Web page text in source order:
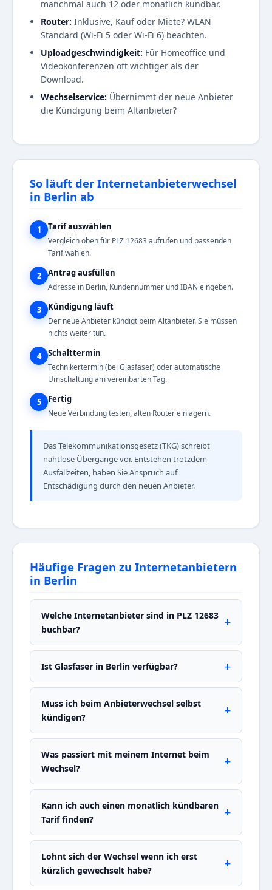
manchmal auch 12 oder monatlich kündbar.
Router: Inklusive, Kauf oder Miete? WLAN
Standard (Wi-Fi 5 oder Wi-Fi 6) beachten.
Uploadgeschwindigkeit: Für Homeoffice und
Videokonferenzen oft wichtiger als der
Download.
Wechselservice: Übernimmt der neue Anbieter
die Kündigung beim Altanbieter?
So läuft der Internetanbieterwechsel
in Berlin ab
1 Tarif auswählen
Vergleich oben für PLZ 12683 aufrufen und passenden
Tarif wählen.
2 Antrag ausfüllen
Adresse in Berlin, Kundennummer und IBAN eingeben.
3 Kündigung läuft
Der neue Anbieter kündigt beim Altanbieter. Sie müssen
nichts weiter tun.
4 Schalttermin
Technikertermin (bei Glasfaser) oder automatische
Umschaltung am vereinbarten Tag.
5 Fertig
Neue Verbindung testen, alten Router einlagern.
Das Telekommunikationsgesetz (TKG) schreibt
nahtlose Übergänge vor. Entstehen trotzdem
Ausfallzeiten, haben Sie Anspruch auf
Entschädigung durch den neuen Anbieter.
Häufige Fragen zu Internetanbietern
in Berlin
Welche Internetanbieter sind in PLZ 12683
buchbar?
Ist Glasfaser in Berlin verfügbar?
Muss ich beim Anbieterwechsel selbst
kündigen?
Was passiert mit meinem Internet beim
Wechsel?
Kann ich auch einen monatlich kündbaren
Tarif finden?
Lohnt sich der Wechsel wenn ich erst
kürzlich gewechselt habe?